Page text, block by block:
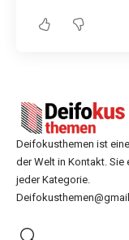
Deifokusthemen ist
der Welt in Kontakt. Sie
jeder Kategorie.